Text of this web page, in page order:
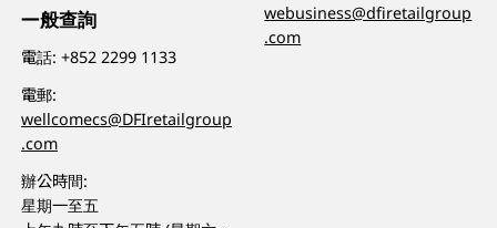
一般查詢
電話:+852 2299 1133
電郵:
wellcomecs@DFIretailgroup
.com
辦公時間:
星期一至五
webusiness@dfiretailgroup
.com